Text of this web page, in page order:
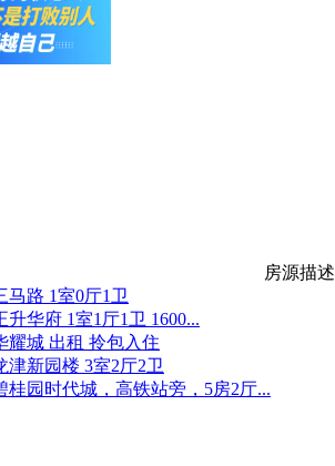
房源描述
马路 1室0厅1卫
升华府 1室1厅1卫 1600...
耀城 出租 拎包入住
津新园楼 3室2厅2卫
桂园时代城，高铁站旁，5房2厅...